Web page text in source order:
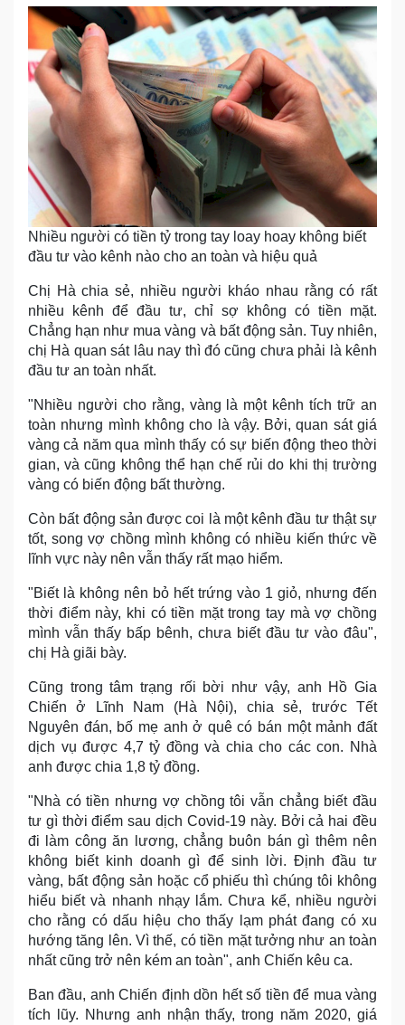
Nhiều người có tiền tỷ trong tay loay hoay không biết
đầu tư vào kênh nào cho an toàn và hiệu quả
Chị Hà chia sẻ, nhiều người kháo nhau rằng có rất
nhiều kênh để đầu tư, chỉ sợ không có tiền mặt.
Chẳng hạn như mua vàng và bất động sản. Tuy nhiên,
chị Hà quan sát lâu nay thì đó cũng chưa phải là kênh
đầu tư an toàn nhất.
"Nhiều người cho rằng, vàng là một kênh tích trữ an
toàn nhưng mình không cho là vậy. Bởi, quan sát giá
vàng cả năm qua mình thấy có sự biến động theo thời
gian, và cũng không thể hạn chế rủi do khi thị trường
vàng có biến động bất thường.
Còn bất động sản được coi là một kênh đầu tư thật sự
tốt, song vợ chồng mình không có nhiều kiến thức về
lĩnh vực này nên vẫn thấy rất mạo hiểm.
"Biết là không nên bỏ hết trứng vào 1 giỏ, nhưng đến
thời điểm này, khi có tiền mặt trong tay mà vợ chồng
mình vẫn thấy bấp bênh, chưa biết đầu tư vào đâu",
chị Hà giãi bày.
Cũng trong tâm trạng rối bời như vậy, anh Hồ Gia
Chiến ở Lĩnh Nam (Hà Nội), chia sẻ, trước Tết
Nguyên đán, bố mẹ anh ở quê có bán một mảnh đất
dịch vụ được 4,7 tỷ đồng và chia cho các con. Nhà
anh được chia 1,8 tỷ đồng.
"Nhà có tiền nhưng vợ chồng tôi vẫn chẳng biết đầu
tư gì thời điểm sau dịch Covid-19 này. Bởi cả hai đều
đi làm công ăn lương, chẳng buôn bán gì thêm nên
không biết kinh doanh gì để sinh lời. Định đầu tư
vàng, bất động sản hoặc cổ phiếu thì chúng tôi không
hiểu biết và nhanh nhạy lắm. Chưa kể, nhiều người
cho rằng có dấu hiệu cho thấy lạm phát đang có xu
hướng tăng lên. Vì thế, có tiền mặt tưởng như an toàn
nhất cũng trở nên kém an toàn", anh Chiến kêu ca.
Ban đầu, anh Chiến định dồn hết số tiền để mua vàng
tích lũy. Nhưng anh nhận thấy, trong năm 2020, giá